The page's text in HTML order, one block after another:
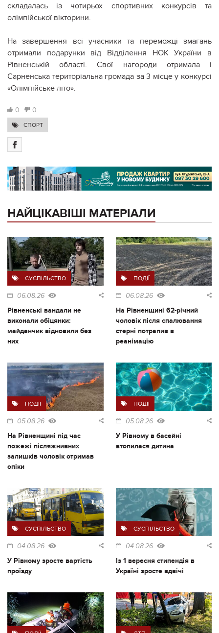
складалась із чотирьох спортивних конкурсів та
олімпійської вікторини.
На завершення всі учасники та переможці змагань
отримали подарунки від Відділення НОК України в
Рівненській області. Свої нагороди отримала і
Сарненська територіальна громада за 3 місце у конкурсі
«Олімпійське літо».
0 0
СПОРТ
НАЙЦІКАВІШІ МАТЕРІАЛИ
СУСПІЛЬСТВО
06.08.26
Рівненські вандали не
виконали обіцянки:
майданчик відновили без
них
ПОДІЇ
06.08.26
На Рівненщині 62-річний
чоловік після спалювання
стерні потрапив в
реанімацію
ПОДІЇ
05.08.26
На Рівненщині під час
пожежі післяжнивних
залишків чоловік отримав
опіки
ПОДІЇ
05.08.26
У Рівному в басейні
втопилася дитина
СУСПІЛЬСТВО
04.08.26
У Рівному зросте вартість
проїзду
СУСПІЛЬСТВО
04.08.26
Із 1 вересня стипендія в
Україні зросте вдвічі